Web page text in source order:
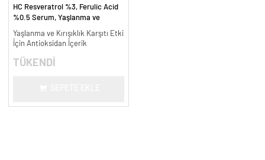
HC Resveratrol %3, Ferulic Acid
%0.5 Serum, Yaşlanma ve
Yaşlanma ve Kırışıklık Karşıtı Etki
İçin Antioksidan İçerik
TÜKENDİ